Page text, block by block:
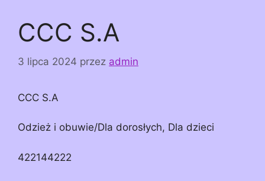
CCC S.A
3 lipca 2024 przez admin
CCC S.A
Odzież i obuwie/Dla dorosłych, Dla dzieci
422144222